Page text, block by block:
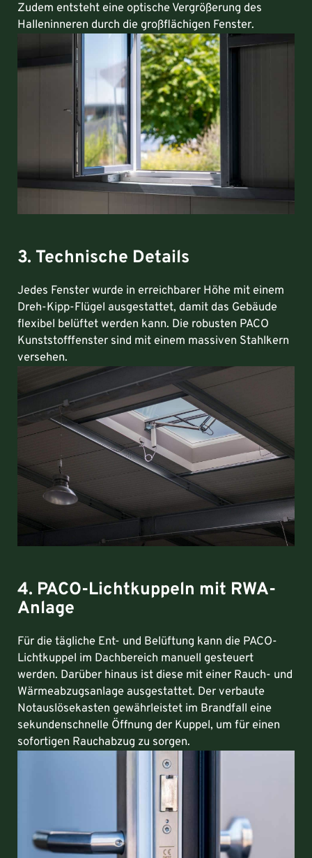
Zudem entsteht eine optische Vergrößerung des
Halleninneren durch die großflächigen Fenster.
3. Technische Details
Jedes Fenster wurde in erreichbarer Höhe mit einem
Dreh-Kipp-Flügel ausgestattet, damit das Gebäude
flexibel belüftet werden kann. Die robusten PACO
Kunststofffenster sind mit einem massiven Stahlkern
versehen.
4. PACO-Lichtkuppeln mit RWA-
Anlage
Für die tägliche Ent- und Belüftung kann die PACO-
Lichtkuppel im Dachbereich manuell gesteuert
werden. Darüber hinaus ist diese mit einer Rauch- und
Wärmeabzugsanlage ausgestattet. Der verbaute
Notauslösekasten gewährleistet im Brandfall eine
sekundenschnelle Öffnung der Kuppel, um für einen
sofortigen Rauchabzug zu sorgen.